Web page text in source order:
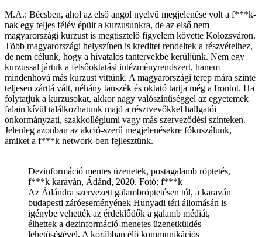
M.A.: Bécsben, ahol az első angol nyelvű megjelenése volt a f***k-
nak egy teljes félév épült a kurzusunkra, de az első nem
magyarországi kurzust is megtisztelő figyelem követte Kolozsváron.
Több magyarországi helyszínen is kreditet rendeltek a részvételhez,
de nem célunk, hogy a hivatalos tantervekbe kerüljünk. Nem egy
kurzussal jártuk a felsőoktatási intézményrendszert, hanem
mindenhová más kurzust vittünk. A magyarországi terep mára szinte
teljesen zárttá vált, néhány tanszék és oktató tartja még a frontot. Ha
folytatjuk a kurzusokat, akkor nagy valószínűséggel az egyetemek
falain kívül találkozhatunk majd a résztvevőkkel hallgatói
önkormányzati, szakkollégiumi vagy más szerveződési szinteken.
Jelenleg azonban az akció-szerű megjelenésekre fókuszálunk,
amiket a f***k network-ben fejlesztünk.
Dezinformáció mentes üzenetek, postagalamb röptetés,
f***k karaván, Ádánd, 2020. Fotó: f***k
Az Ádándra szervezett galambröptetésen túl, a karaván
budapesti záróeseményének Hunyadi téri állomásán is
igénybe vehették az érdeklődők a galamb médiát,
élhettek a dezinformáció-menetes üzenetküldés
lehetőségével. A korábban élő kommunikációs